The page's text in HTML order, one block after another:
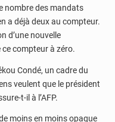
nombre des mandats
a déjà deux au compteur.
d’une nouvelle
compteur à zéro.
Condé, un cadre du
veulent que le président
t-il à l’AFP.
moins en moins opaque